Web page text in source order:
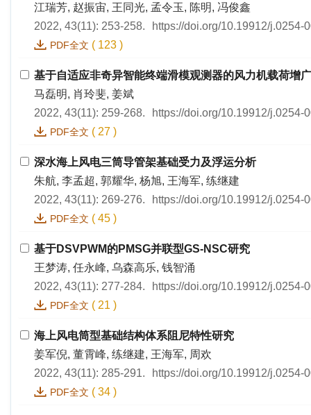
江瑞芳, 赵振宙, 王同光, 孟令玉, 陈明, 冯俊鑫
2022, 43(11): 253-258.
https://doi.org/10.19912/j.0254-
PDF全文 ( 123 )
基于自适应非奇异智能终端滑模观测器的风力机载荷增
马磊明, 肖玲斐, 姜斌
2022, 43(11): 259-268.
https://doi.org/10.19912/j.0254-
PDF全文 ( 27 )
深水海上风电三筒导管架基础受力及浮运分析
朱航, 李孟超, 郭耀华, 杨旭, 王海军, 练继建
2022, 43(11): 269-276.
https://doi.org/10.19912/j.0254-
PDF全文 ( 45 )
基于DSVPWM的PMSG并联型GS-NSC研究
王梦涛, 任永峰, 乌森高乐, 钱智涌
2022, 43(11): 277-284.
https://doi.org/10.19912/j.0254-
PDF全文 ( 21 )
海上风电筒型基础结构体系阻尼特性研究
姜军倪, 董霄峰, 练继建, 王海军, 周欢
2022, 43(11): 285-291.
https://doi.org/10.19912/j.0254-
PDF全文 ( 34 )